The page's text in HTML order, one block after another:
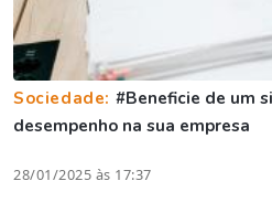
Sociedade: #Beneficie de um
desempenho na sua empresa
28/01/2025 às 17:37